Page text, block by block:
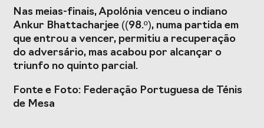
Prémios Voz do
Desporto
Jogos CPLP
Congresso
Nacional do
Desporto
Nas meias-finais, Apolónia venceu o indiano
Ankur Bhattacharjee ((98.º), numa partida em
que entrou a vencer, permitiu a recuperação
do adversário, mas acabou por alcançar o
triunfo no quinto parcial.
Fonte e Foto: Federação Portuguesa de Ténis
de Mesa